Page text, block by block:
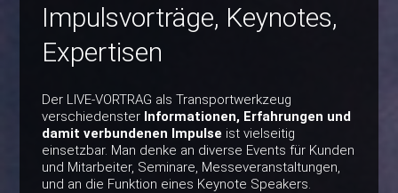
Impulsvorträge, Keynotes,
Expertisen
Der LIVE-VORTRAG als Transportwerkzeug
verschiedenster Informationen, Erfahrungen und
damit verbundenen Impulse ist vielseitig
einsetzbar. Man denke an diverse Events für Kunden
und Mitarbeiter, Seminare, Messeveranstaltungen,
und an die Funktion eines Keynote Speakers.